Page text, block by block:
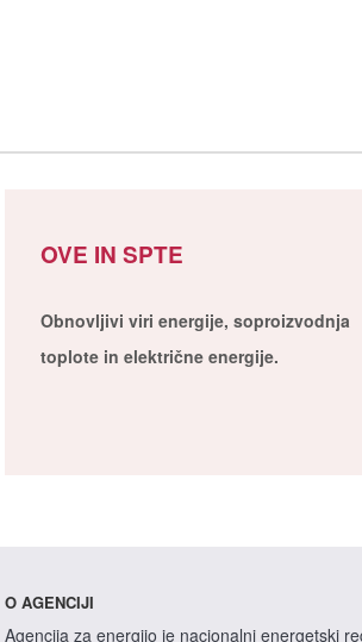
OVE IN SPTE
Obnovljivi viri energije, soproizvodnja
toplote in električne energije.
O AGENCIJI
Agencija za energijo je nacionalni energetski